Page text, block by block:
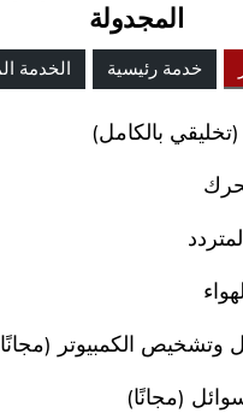
المجدولة
خدمة رئيسية الخدمة
بالكامل)
وتشخيص الكمبيوتر
(مجانًا)